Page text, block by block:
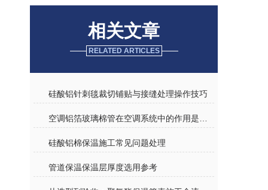
相关文章
RELATED ARTICLES
硅酸铝针刺毯裁切铺贴与接缝处理操作技巧
硅酸铝棉保温施工常见问题处理
管道保温保温层厚度选用参考